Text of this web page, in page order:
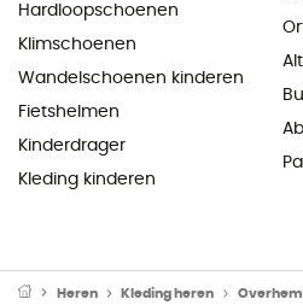
Hardloopschoenen
Klimschoenen
Wandelschoenen kinderen
Fietshelmen
Kinderdrager
Kleding kinderen
Heren Kleding heren